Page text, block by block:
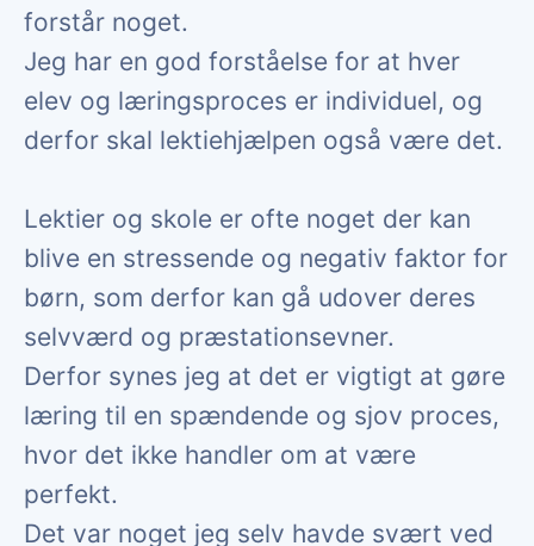
forstår noget.
Jeg har en god forståelse for at hver
elev og læringsproces er individuel, og
derfor skal lektiehjælpen også være det.
Lektier og skole er ofte noget der kan
blive en stressende og negativ faktor for
børn, som derfor kan gå udover deres
selvværd og præstationsevner.
Derfor synes jeg at det er vigtigt at gøre
læring til en spændende og sjov proces,
hvor det ikke handler om at være
perfekt.
Det var noget jeg selv havde svært ved